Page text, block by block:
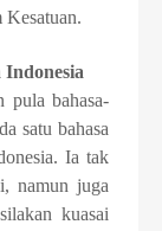
Kesatuan.
pula bahasa-
satu bahasa
Ia tak
namun juga
kuasai